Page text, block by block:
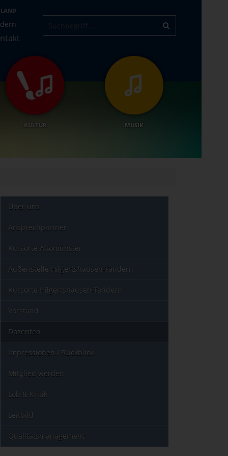
KULTUR MUSIK
Über uns
Ansprechpartner
Kursorte Altomünster
Außenstelle Hilgertshausen-Tandern
Kursorte Hilgertshausen-Tandern
Vorstand
Dozenten
Impressionen / Rückblick
Mitglied werden
Lob & Kritik
Leitbild
Qualitätsmanagement